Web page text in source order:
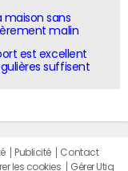
maison sans
malin
est excellent
suffisent
Publicité
Contact
les cookies Gérer Utiq